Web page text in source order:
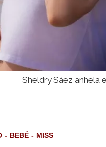
Sheldry Sáez anhela
BEBÉ MISS